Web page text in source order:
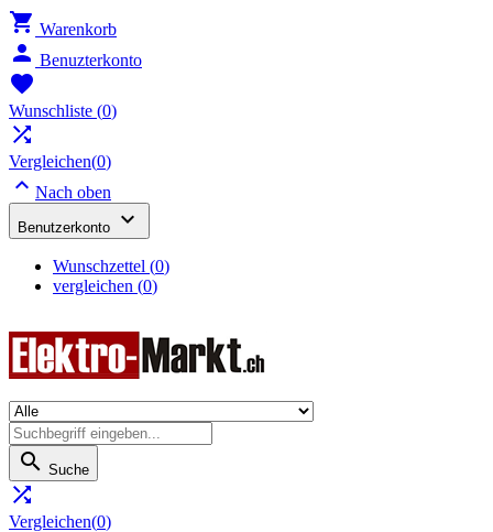
 Warenkorb
 Benuzterkonto

Wunschliste (0)

Vergleichen(0)
 Nach oben
Benutzerkonto 
Wunschzettel (0)
vergleichen (0)
 Suche

Vergleichen(0)